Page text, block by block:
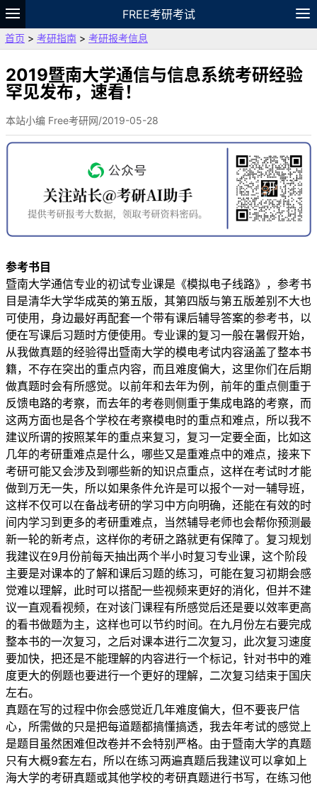
FREE考研考试
题库
故事 专题 APP
VIP
资料
首页 > 考研指南 > 考研报考信息
2019暨南大学通信与信息系统考研经验
罕见发布，速看！
本站小编 Free考研网/2019-05-28
参考书目
暨南大学通信专业的初试专业课是《模拟电子线路》，参考书
目是清华大学华成英的第五版，其第四版与第五版差别不大也
可使用，身边最好再配套一个带有课后辅导答案的参考书，以
便在写课后习题时方便使用。专业课的复习一般在暑假开始，
从我做真题的经验得出暨南大学的模电考试内容涵盖了整本书
籍，不存在突出的重点内容，而且难度偏大，这里你们在后期
做真题时会有所感觉。以前年和去年为例，前年的重点侧重于
反馈电路的考察，而去年的考卷则侧重于集成电路的考察，而
这两方面也是各个学校在考察模电时的重点和难点，所以我不
建议所谓的按照某年的重点来复习，复习一定要全面，比如这
几年的考研重难点是什么，哪些又是重难点中的难点，接来下
考研可能又会涉及到哪些新的知识点重点，这样在考试时才能
做到万无一失，所以如果条件允许是可以报个一对一辅导班，
这样不仅可以在备战考研的学习中方向明确，还能在有效的时
间内学习到更多的考研重难点，当然辅导老师也会帮你预测最
新一轮的新考点，这样你的考研之路就更有保障了。复习规划
我建议在9月份前每天抽出两个半小时复习专业课，这个阶段
主要是对课本的了解和课后习题的练习，可能在复习初期会感
觉难以理解，此时可以搭配一些视频来更好的消化，但并不建
议一直观看视频，在对该门课程有所感觉后还是要以效率更高
的看书做题为主，这样也可以节约时间。在九月份左右要完成
整本书的一次复习，之后对课本进行二次复习，此次复习速度
要加快，把还是不能理解的内容进行一个标记，针对书中的难
度更大的例题也要进行一个更好的理解，二次复习结束于国庆
左右。
真题在写的过程中你会感觉近几年难度偏大，但不要丧尸信
心，所需做的只是把每道题都搞懂搞透，我去年考试的感觉上
是题目虽然困难但改卷并不会特别严格。由于暨南大学的真题
只有大概9套左右，所以在练习两遍真题后我建议可以拿如上
海大学的考研真题或其他学校的考研真题进行书写，在练习他